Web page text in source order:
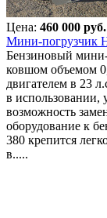
Цена: 460 000 руб.
Мини-погрузчик
Бензиновый мини-
ковшом объемом
двигателем в 23
в использовании,
возможность
оборудование к
380 крепится
в.....